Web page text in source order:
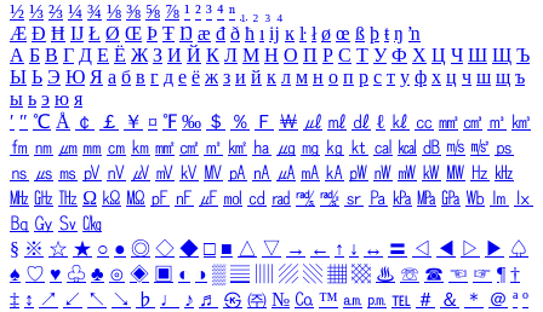
½ ⅓ ⅔ ¼ ¾ ⅛ ⅜ ⅝ ⅞ ¹ ² ³ ⁴ ⁿ ₁ ₂ ₃ ₄
Æ Ð Ħ Ĳ Ł Ø Œ Þ Ŧ Ŋ æ đ ð ħ ı ĳ ĸ ŀ ł ø œ ß þ ŧ ŋ ŉ
А Б В Г Д Е Ё Ж З И Й К Л М Н О П Р С Т У Ф Х Ц Ч Ш Щ Ъ
Ы Ь Э Ю Я а б в г д е ё ж з и й к л м н о п р с т у ф х ц ч ш щ ъ
ы ь э ю я
′ ″ ℃ Å ￠ ￡ ￥ ¤ ℉ ‰ ＄ ％ Ｆ ￦ ㎕ ㎖ ㎗ ℓ ㎘ ㏄ ㎣ ㎤ ㎥ ㎦
㎙ ㎚ ㎛ ㎜ ㎝ ㎞ ㎟ ㎠ ㎡ ㎢ ㏊ ㎍ ㎎ ㎏ ㏏ ㎈ ㎉ ㏈ ㎧ ㎨ ㎰
㎱ ㎲ ㎳ ㎴ ㎵ ㎶ ㎷ ㎸ ㎹ ㎀ ㎁ ㎂ ㎃ ㎄ ㎺ ㎻ ㎽ ㎾ ㎿ ㎐ ㎑
㎒ ㎓ ㎔ Ω ㏀ ㏁ ㎊ ㎋ ㎌ ㏖ ㏅ ㎭ ㎮ ㎯ ㏛ ㎩ ㎪ ㎫ ㎬ ㏝ ㏐
㏓
㏃ ㏉ ㏜ ㏆
§ ※ ☆ ★ ○ ● ◎ ◇ ◆ □ ■ △ ▽ → ← ↑ ↓ ↔ 〓 ◁ ◀ ▷ ▶ ♤
♠ ♡ ♥ ♧ ♣ ⊙ ◈ ▣ ◐ ◑ ▒ ▤ ▨ ▧ ▦ ▩ ♨ ☏ ☎ ☜ ☞ ¶ †
‡ ↕ ↗ ↙ ↖ ↘ ♭ ♩ ♪ ♬ ㉿ ㈜ № ㏇ ™ ㏂ ㏘ ℡ ＃ ＆ ＊ ＠ ª º